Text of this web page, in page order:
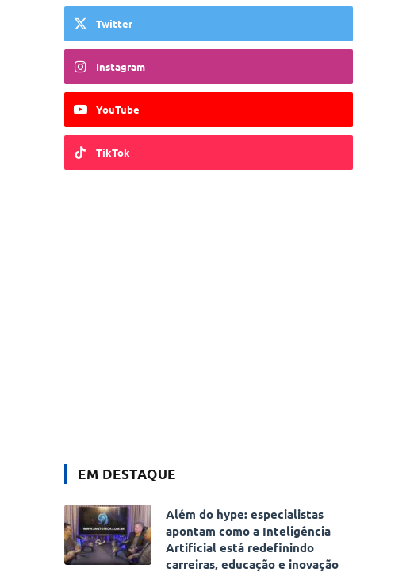
Twitter
Instagram
YouTube
TikTok
EM DESTAQUE
Além do hype: especialistas
apontam como a Inteligência
Artificial está redefinindo
carreiras, educação e inovação